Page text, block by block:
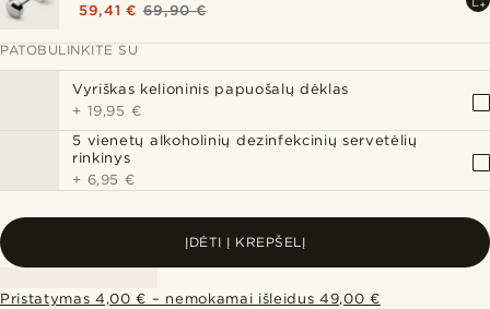
59,41 € 69,90 €
PATOBULINKITE SU
Vyriškas kelioninis papuošalų dėklas
+ 19,95 €
5 vienetų alkoholinių dezinfekcinių servetėlių
rinkinys
+ 6,95 €
ĮDĖTI Į KREPŠELĮ
Pristatymas 4,00 € – nemokamai išleidus 49,00 €